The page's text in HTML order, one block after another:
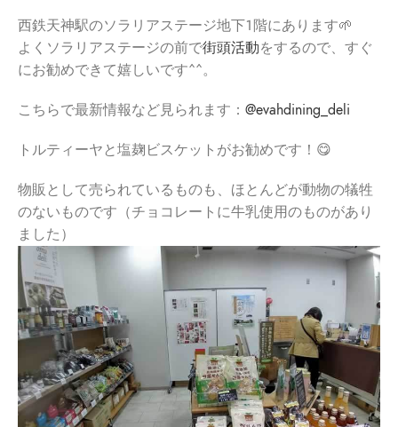
西鉄天神駅のソラリアステージ地下１階にあります🌱
よくソラリアステージの前で街頭活動をするので、すぐ
にお勧めできて嬉しいです^^。
こちらで最新情報など見られます： @evahdining_ deli
トルティーヤと塩麹ビスケットがお勧めです！😋
物販として売られているものも、ほとんどが動物の犠牲
のないものです（チョコレートに牛乳使用のものがあり
ました）